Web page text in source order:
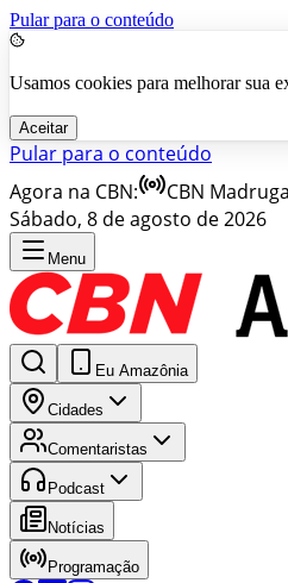
Pular para o conteúdo
Usamos cookies para melhorar sua
Aceitar
Pular para o conteúdo
Agora na CBN:
CBN
Sábado, 8 de agosto de 2026
Menu
Eu Amazônia
Cidades
Comentaristas
Podcast
Notícias
Programação